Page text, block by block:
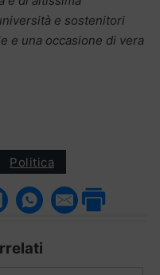
e sostenitori
e una occasione di vera
Politica